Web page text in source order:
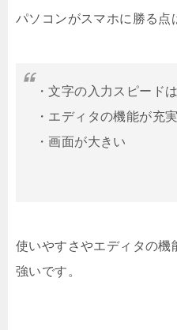
パソコンがスマホに勝る点
・文字の入力スピード
・エディタの機能が充実
・画面が大きい
使いやすさやエディタの機
強いです。